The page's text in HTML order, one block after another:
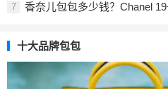
7 香奈儿包包多少钱？Chanel
十大品牌包包